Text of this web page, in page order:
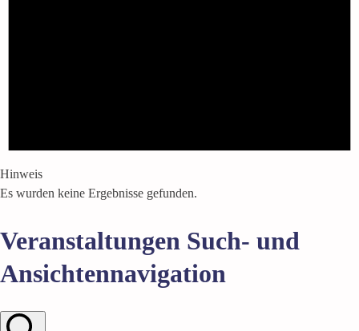
Hinweis
Es wurden keine Ergebnisse gefunden.
Veranstaltungen Such- und
Ansichtennavigation